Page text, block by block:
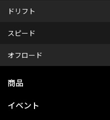
ドリフト
スピード
オフロード
商品
イベント